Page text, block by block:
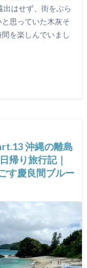
出はせず、街をぶら
思っていた木灰そ
を楽しんでいまし
沖縄の離島
帰り旅行記｜
す慶良間ブルー